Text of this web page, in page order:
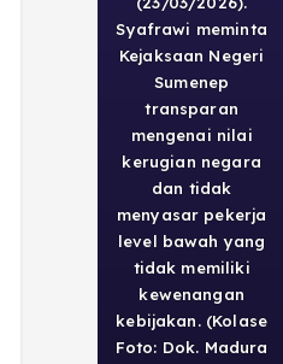
Syafrawi meminta
Kejaksaan Negeri
Sumenep
transparan
mengenai nilai
kerugian negara
dan tidak
menyasar pekerja
level bawah yang
tidak memiliki
kewenangan
kebijakan. (Kolase
Foto: Dok. Madura